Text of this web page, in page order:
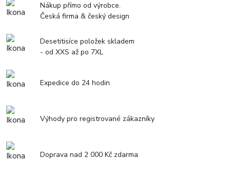
Nákup přímo od výrobce.
Česká firma & český design
Desetitisíce položek skladem
- od XXS až po 7XL
Expedice do 24 hodin
Výhody pro registrované zákazníky
Doprava nad 2 000 Kč zdarma